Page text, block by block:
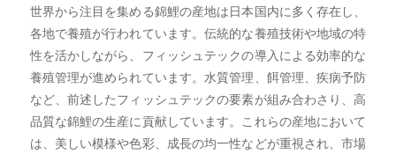
世界から注目を集める錦鯉の産地は日本国内に多く存在し、
各地で養殖が行われています。伝統的な養殖技術や地域の特
性を活かしながら、フィッシュテックの導入による効率的な
養殖管理が進められています。水質管理、餌管理、疾病予防
など、前述したフィッシュテックの要素が組み合わさり、高
品質な錦鯉の生産に貢献しています。これらの産地において
は、美しい模様や色彩、成長の均一性などが重視され、市場